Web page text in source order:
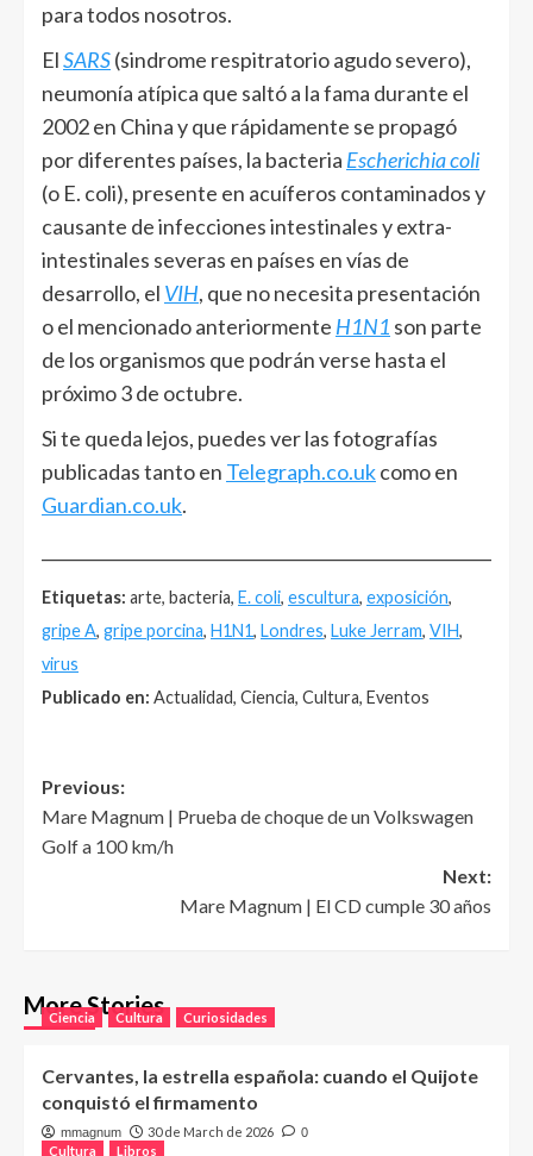
para todos nosotros.
ElSARS(sindrome respitratorio agudo severo),
neumonía atípica que saltó a la fama durante el
2002 en China y que rápidamente se propagó
por diferentes países, la bacteria Escherichia coli
(o E. coli), presente en acuíferos contaminados y
causante de infecciones intestinales y extra-
intestinales severas en países en vías de
desarrollo, el VIH, que no necesita presentación
o el mencionado anteriormente H1N1 son parte
de los organismos que podrán verse hasta el
próximo 3 de octubre.
Si te queda lejos, puedes ver las fotografías
publicadas tanto en Telegraph.co.ukcomo en
Guardian.co.uk.
Etiquetas: arte, bacteria, E. coli, escultura, exposición,
gripe A, gripe porcina, H1N1, Londres, Luke Jerram, VIH,
virus
Publicado en: Actualidad, Ciencia, Cultura, Eventos
Post
navigation
Previous:
Mare Magnum | Prueba de choque de un Volkswagen
Golf a 100 km/h
Next:
Mare Magnum | El CD cumple 30 años
More Stories
Ciencia Cultura Curiosidades
Cervantes, la estrella española: cuando el Quijote
conquistó el firmamento
mmagnum 30 de March de 2026 0
Cultura Libros